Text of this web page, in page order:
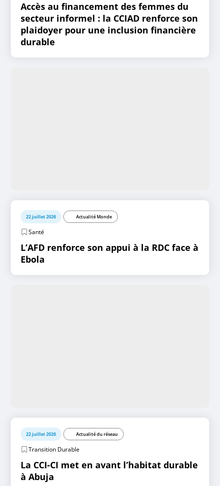
Accès au financement des femmes du
secteur informel : la CCIAD renforce son
plaidoyer pour une inclusion financière
durable
22 juillet 2026 Actualité Monde
Santé
L’AFD renforce son appui à la RDC face à
Ebola
22 juillet 2026 Actualité du réseau
Transition Durable
La CCI-CI met en avant l’habitat durable
à Abuja